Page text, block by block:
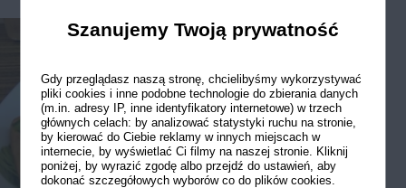
Szanujemy Twoją prywatność
Gdy przeglądasz naszą stronę, chcielibyśmy wykorzystywać
pliki cookies i inne podobne technologie do zbierania danych
(m.in. adresy IP, inne identyfikatory internetowe) w trzech
głównych celach: by analizować statystyki ruchu na stronie,
by kierować do Ciebie reklamy w innych miejscach w
internecie, by wyświetlać Ci filmy na naszej stronie. Kliknij
poniżej, by wyrazić zgodę albo przejdź do ustawień, aby
dokonać szczegółowych wyborów co do plików cookies.